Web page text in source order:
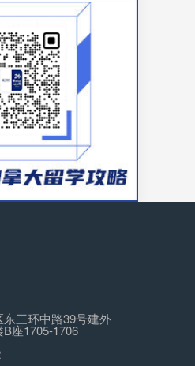
三环中路39号建外
座1705-1706